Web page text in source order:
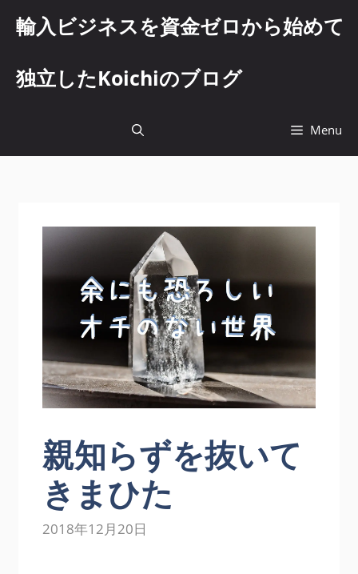
輸入ビジネスを資金ゼロから始めて
独立したKoichiのブログ
Menu
親知らずを抜いて
きまひた
2018年12月20日